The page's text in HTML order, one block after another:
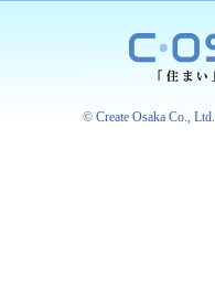
© Create Osaka Co., Ltd.